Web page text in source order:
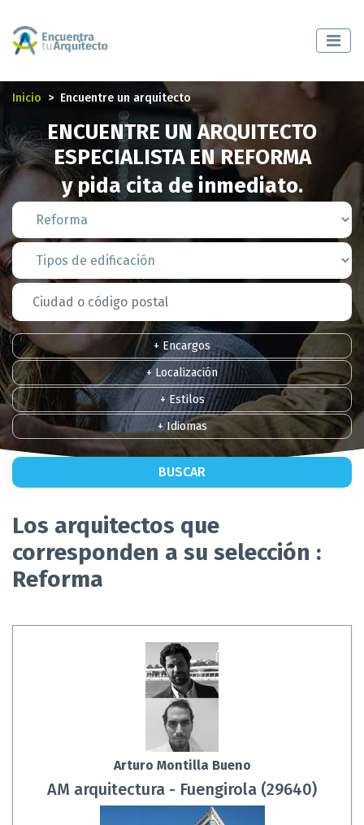
Inicio Encuentre un arquitecto
ENCUENTRE UN ARQUITECTO
ESPECIALISTA EN REFORMA
y pida cita de inmediato.
+ Encargos
+ Localización
+ Estilos
+ Idiomas
BUSCAR
Los arquitectos que
corresponden a su selección :
Reforma
Arturo Montilla Bueno
AM arquitectura - Fuengirola (29640)